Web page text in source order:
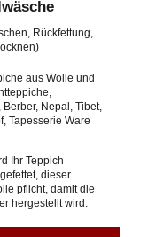
Rückfettung,
aus Wolle und
Nepal, Tibet,
Tapesserie Ware
Ihr Teppich
dieser
pflicht, damit die
hergestellt wird.